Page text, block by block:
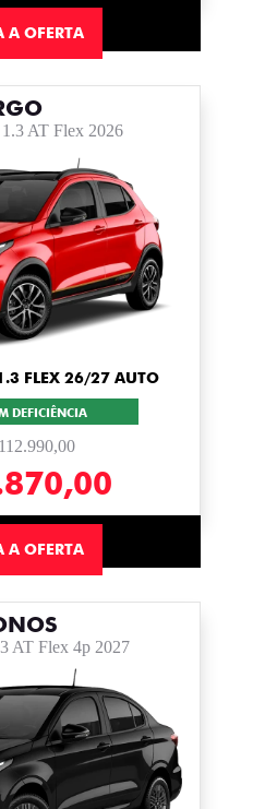
A OFERTA
AT Flex 2026
FLEX 26/27 AUTO
DEFICIÊNCIA
A OFERTA
AT Flex 4p 2027